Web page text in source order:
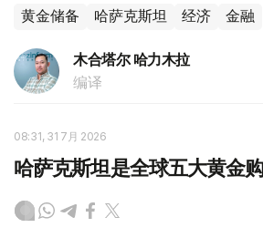
黄金储备 哈萨克斯坦 经济 金融
木合塔尔 哈力木拉
编译
08:31, 31 7月 2026
哈萨克斯坦是全球五大黄金